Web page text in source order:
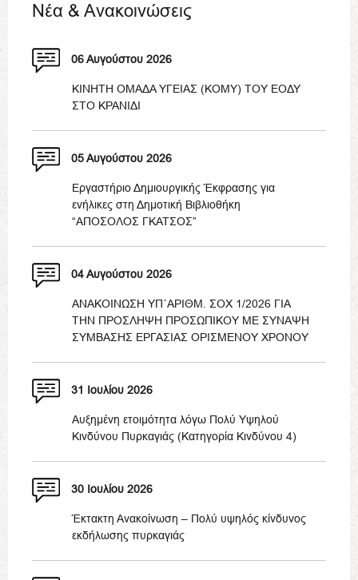
Νέα & Ανακοινώσεις
06 Αυγούστου 2026
ΚΙΝΗΤΗ ΟΜΑΔΑ ΥΓΕΙΑΣ (ΚΟΜΥ) ΤΟΥ ΕΟΔΥ
ΣΤΟ ΚΡΑΝΙΔΙ
05 Αυγούστου 2026
Εργαστήριο Δημιουργικής Έκφρασης για
ενήλικες στη Δημοτική Βιβλιοθήκη
“ΑΠΟΣΟΛΟΣ ΓΚΑΤΣΟΣ”
04 Αυγούστου 2026
ΑΝΑΚΟΙΝΩΣΗ ΥΠ΄ΑΡΙΘΜ. ΣΟΧ 1/2026 ΓΙΑ
ΤΗΝ ΠΡΟΣΛΗΨΗ ΠΡΟΣΩΠΙΚΟΥ ΜΕ ΣΥΝΑΨΗ
ΣΥΜΒΑΣΗΣ ΕΡΓΑΣΙΑΣ ΟΡΙΣΜΕΝΟΥ ΧΡΟΝΟΥ
31 Ιουλίου 2026
Αυξημένη ετοιμότητα λόγω Πολύ Υψηλού
Κινδύνου Πυρκαγιάς (Κατηγορία Κινδύνου 4)
30 Ιουλίου 2026
Έκτακτη Ανακοίνωση – Πολύ υψηλός κίνδυνος
εκδήλωσης πυρκαγιάς